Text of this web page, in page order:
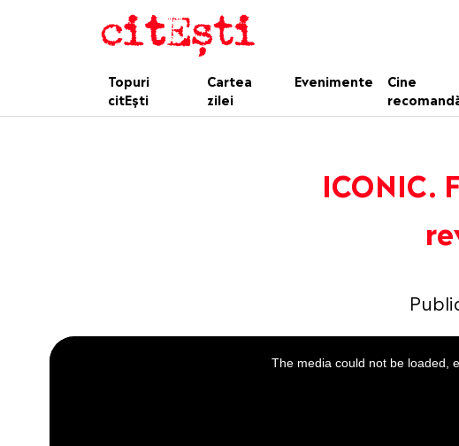
Topuri
citEști
Cartea
zilei
Evenimente
Cine
ICONIC.
This
is
a
The media could not be loaded,